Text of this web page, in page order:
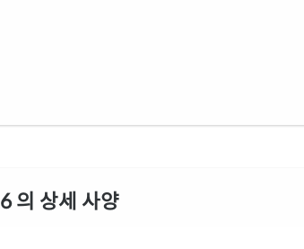
의 상세 사양